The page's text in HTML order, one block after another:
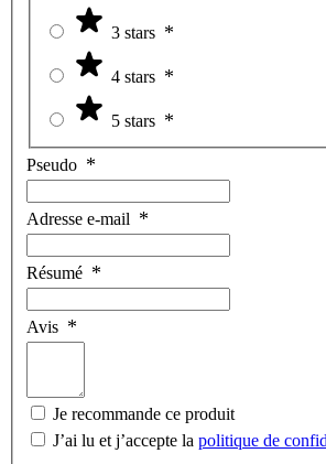
3 stars
4 stars
5 stars
Pseudo
Adresse e-mail
Résumé
Avis
Je recommande ce produit
J’ai lu et j’accepte la politique de